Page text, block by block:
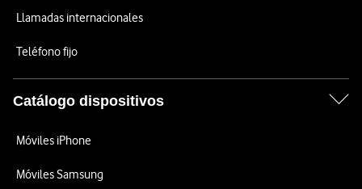
Llamadas internacionales
Teléfono fijo
Catálogo dispositivos
Móviles iPhone
Móviles Samsung